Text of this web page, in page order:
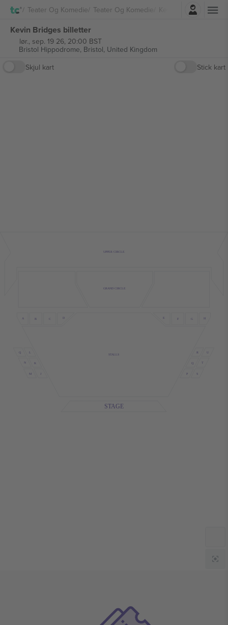
Teater Og Komedie Teater Og Komedie Kevin Bridges
Logg Inn
Kevin Bridges billetter
lør., sep. 19 26, 20:00 BST
Bristol Hippodrome, Bristol, United Kingdom
Skjul kart
Stick kart
H
G
F
E
STALLS
D
C
B
A
Q
N
M J
K
S
P
Q
R U
T
GRAND CIRCLE
UPPER CIRCLE
STAGE